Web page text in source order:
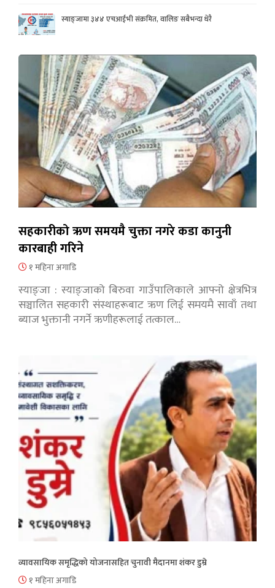
स्याङ्जामा ३४४ एचआईभी संक्रमित, वालिङ सबैभन्दा धेरै
सहकारीको ऋण समयमै चुक्ता नगरे कडा कानुनी
कारबाही गरिने
१ महिना अगाडि
स्याङ्जा : स्याङ्जाको बिरुवा गाउँपालिकाले आफ्नो क्षेत्रभित्र
सञ्चालित सहकारी संस्थाहरूबाट ऋण लिई समयमै सावाँ तथा
ब्याज भुक्तानी नगर्ने ऋणीहरूलाई तत्काल…
व्यावसायिक समृद्धिको योजनासहित चुनावी मैदानमा शंकर डुम्रे
१ महिना अगाडि